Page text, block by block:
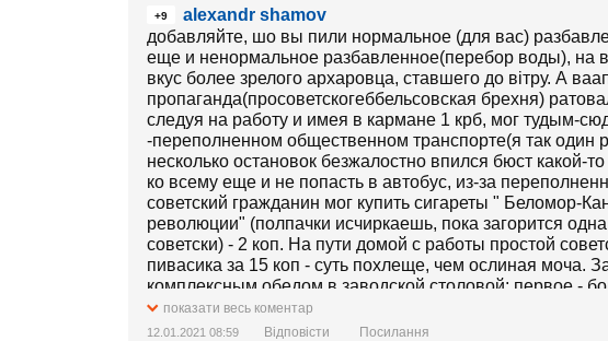
+9
alexandr shamov
добавляйте, шо вы пили нормальное (для вас)
еще и ненормальное разбавленное(перебор воды), на
вкус более зрелого архаровца, ставшего до вiтру. А
пропаганда(просоветскогеббельсовская брехня)
следуя на работу и имея в кармане 1 крб, мог тудым-
-переполненном общественном транспорте(я так один
несколько остановок безжалостно впился бюст какой-
ко всему еще и не попасть в автобус, из-за
советский гражданин мог купить сигареты " Беломор-
революции" (полпачки исчиркаешь, пока загорится
советски) - 2 коп. На пути домой с работы простой
пивасика за 15 коп - суть похлеще, чем ослиная моча.
комплексным обедом в заводской столовой: первое -
какого-то мяса, второе - какая-то каша залитая
шо язву желудка, но и поставить на дыбы
показати весь коментар
12.01.2021 08:59 Відповісти Посилання